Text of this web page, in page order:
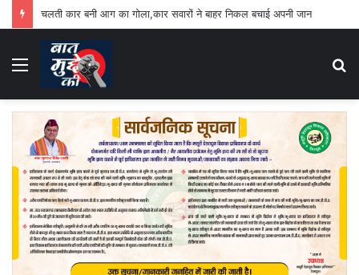
चलती कार बनी आग का गोला,कार सवारों ने बाहर निकल बचाई अपनी जान
Menu